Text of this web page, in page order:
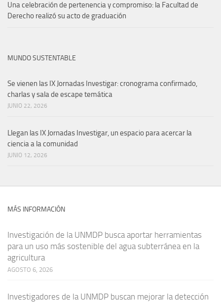
Una celebración de pertenencia y compromiso: la Facultad de
Derecho realizó su acto de graduación
MUNDO SUSTENTABLE
Se vienen las IX Jornadas Investigar: cronograma confirmado,
charlas y sala de escape temática
JUNIO 22, 2026
Llegan las IX Jornadas Investigar, un espacio para acercar la
ciencia a la comunidad
JUNIO 12, 2026
MÁS INFORMACIÓN
Investigación de la UNMDP busca aportar herramientas
para un uso más sostenible del agua subterránea en la
agricultura
AGOSTO 6, 2026
Investigadores de la UNMDP buscan mejorar la detección